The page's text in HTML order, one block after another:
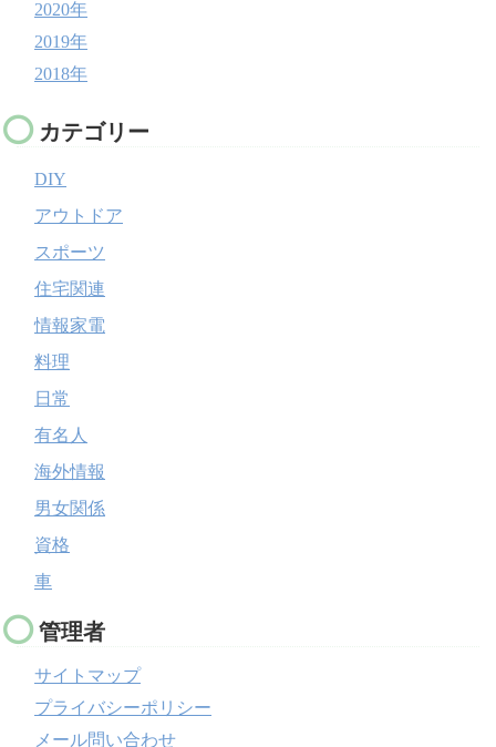
2020年
2019年
2018年
カテゴリー
DIY
アウトドア
スポーツ
住宅関連
情報家電
料理
日常
有名人
海外情報
男女関係
資格
車
管理者
サイトマップ
プライバシーポリシー
メール問い合わせ